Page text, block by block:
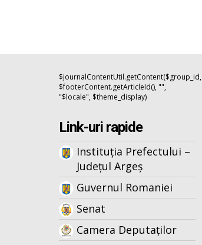
$journalContentUtil.getContent($group_id,
$footerContent.getArticleId(), "",
"$locale", $theme_display)
Link-uri rapide
Instituția Prefectului –
Județul Argeș
Guvernul Romaniei
Senat
Camera Deputaților